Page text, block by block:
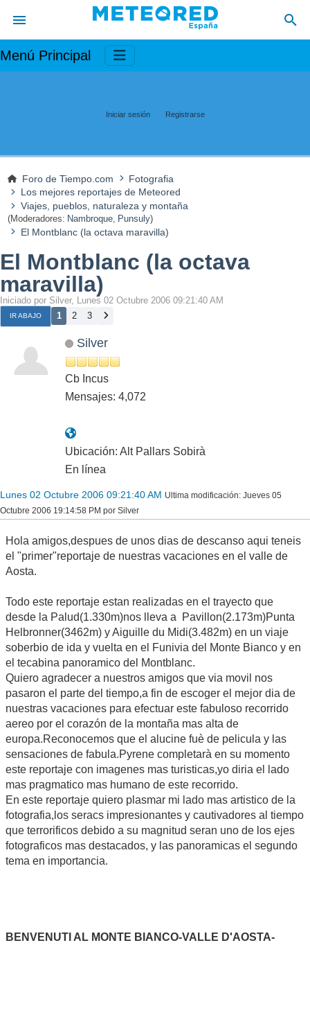
Menú Principal
Iniciar sesión Registrarse
Foro de Tiempo.com
Fotografia
Los mejores reportajes de Meteored
Viajes, pueblos, naturaleza y montaña
(Moderadores: Nambroque, Punsuly)
El Montblanc (la octava maravilla)
El Montblanc (la octava
maravilla)
Iniciado por Silver, Lunes 02 Octubre 2006 09:21:40 AM
IR ABAJO 1 2 3
Silver
Cb Incus
Mensajes: 4,072
Ubicación: Alt Pallars Sobirà
En línea
Lunes 02 Octubre 2006 09:21:40 AM Ultima modificación: Jueves 05
Octubre 2006 19:14:58 PM por Silver
Hola amigos,despues de unos dias de descanso aqui teneis
el "primer"reportaje de nuestras vacaciones en el valle de
Aosta.
Todo este reportaje estan realizadas en el trayecto que
desde la Palud(1.330m)nos lleva a Pavillon(2.173m)Punta
Helbronner(3462m) y Aiguille du Midi(3.482m) en un viaje
soberbio de ida y vuelta en el Funivia del Monte Bianco y en
el tecabina panoramico del Montblanc.
Quiero agradecer a nuestros amigos que via movil nos
pasaron el parte del tiempo,a fin de escoger el mejor dia de
nuestras vacaciones para efectuar este fabuloso recorrido
aereo por el corazón de la montaña mas alta de
europa.Reconocemos que el alucine fuè de pelicula y las
sensaciones de fabula.Pyrene completarà en su momento
este reportaje con imagenes mas turisticas,yo diria el lado
mas pragmatico mas humano de este recorrido.
En este reportaje quiero plasmar mi lado mas artistico de la
fotografia,los seracs impresionantes y cautivadores al tiempo
que terrorificos debido a su magnitud seran uno de los ejes
fotograficos mas destacados, y las panoramicas el segundo
tema en importancia.
BENVENUTI AL MONTE BIANCO-VALLE D'AOSTA-